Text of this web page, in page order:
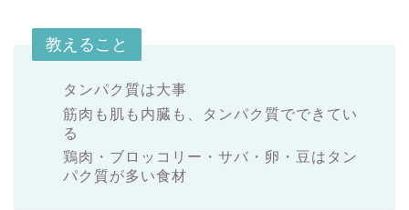
教えること
タンパク質は大事
筋肉も肌も内臓も、タンパク質でできてい
る
鶏肉・ブロッコリー・サバ・卵・豆はタン
パク質が多い食材